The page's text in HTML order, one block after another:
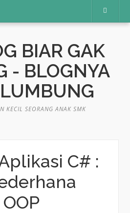
BIAR GAK
- BLOGNYA
KECIL SEORANG ANAK SMK
C# :